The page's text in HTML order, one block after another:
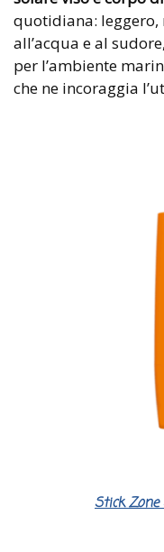
quotidiana: leggero,
all’acqua e al
per l’ambiente
che ne incoraggia
Stick